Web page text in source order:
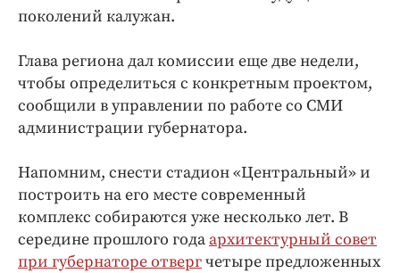
Работодатель года
поколений калужан.
Глава региона дал комиссии еще две недели,
чтобы определиться с конкретным проектом,
сообщили в управлении по работе со СМИ
администрации губернатора.
Напомним, снести стадион «Центральный» и
построить на его месте современный
комплекс собираются уже несколько лет. В
середине прошлого года архитектурный совет
при губернаторе отвергчетыре предложенных